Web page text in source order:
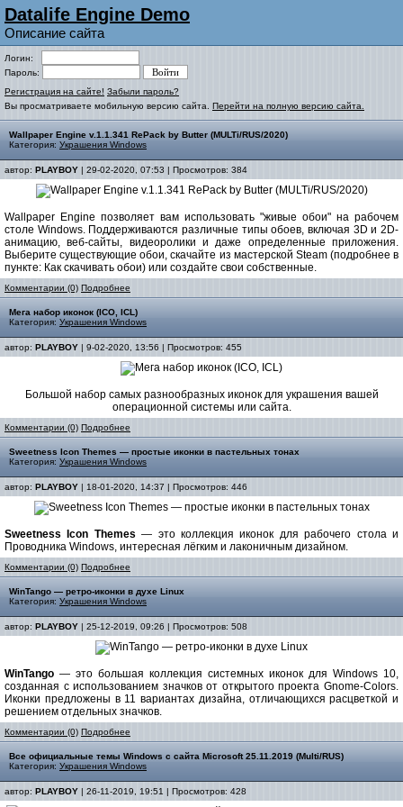
Datalife Engine Demo
Описание сайта
Логин:
Пароль:
Регистрация на сайте! Забыли пароль?
Вы просматриваете мобильную версию сайта. Перейти на полную версию сайта.
Wallpaper Engine v.1.1.341 RePack by Butter (MULTi/RUS/2020)
Категория: Украшения Windows
автор: PLAYBOY | 29-02-2020, 07:53 | Просмотров: 384
Wallpaper Engine позволяет вам использовать "живые обои" на рабочем
столе Windows. Поддерживаются различные типы обоев, включая 3D и 2D-
анимацию, веб-сайты, видеоролики и даже определенные приложения.
Выберите существующие обои, скачайте из мастерской Steam (подробнее в
пункте: Как скачивать обои) или создайте свои собственные.
Комментарии (0) Подробнее
Мега набор иконок (ICO, ICL)
Категория: Украшения Windows
автор: PLAYBOY | 9-02-2020, 13:56 | Просмотров: 455
Большой набор самых разнообразных иконок для украшения вашей
операционной системы или сайта.
Комментарии (0) Подробнее
Sweetness Icon Themes — простые иконки в пастельных тонах
Категория: Украшения Windows
автор: PLAYBOY | 18-01-2020, 14:37 | Просмотров: 446
Sweetness Icon Themes — это коллекция иконок для рабочего стола и
Проводника Windows, интересная лёгким и лаконичным дизайном.
Комментарии (0) Подробнее
WinTango — ретро-иконки в духе Linux
Категория: Украшения Windows
автор: PLAYBOY | 25-12-2019, 09:26 | Просмотров: 508
WinTango — это большая коллекция системных иконок для Windows 10,
созданная с использованием значков от открытого проекта Gnome-Colors.
Иконки предложены в 11 вариантах дизайна, отличающихся расцветкой и
решением отдельных значков.
Комментарии (0) Подробнее
Все официальные темы Windows с сайта Microsoft 25.11.2019 (Multi/RUS)
Категория: Украшения Windows
автор: PLAYBOY | 26-11-2019, 19:51 | Просмотров: 428